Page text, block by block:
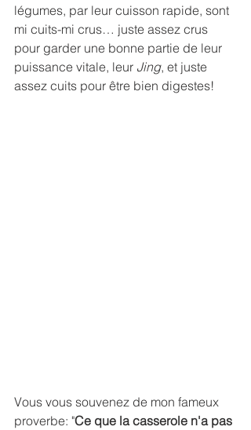
légumes, par leur cuisson rapide, sont
mi cuits-mi crus… juste assez crus
pour garder une bonne partie de leur
puissance vitale, leur Jing, et juste
assez cuits pour être bien digestes!
Vous vous souvenez de mon fameux
proverbe: "Ce que la casserole n'a pas